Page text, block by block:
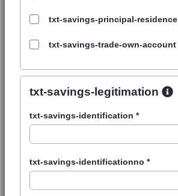
txt-savings-principal-residence
txt-savings-trade-own-account
txt-savings-legitimation
txt-savings-identification *
txt-savings-identificationno *